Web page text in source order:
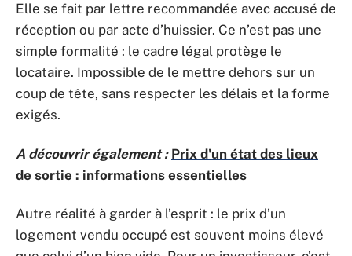
Elle se fait par lettre recommandée avec accusé de
réception ou par acte d’huissier. Ce n’est pas une
simple formalité : le cadre légal protège le
locataire. Impossible de le mettre dehors sur un
coup de tête, sans respecter les délais et la forme
exigés.
A découvrir également : Prix d'un état des lieux
de sortie : informations essentielles
Autre réalité à garder à l’esprit : le prix d’un
logement vendu occupé est souvent moins élevé